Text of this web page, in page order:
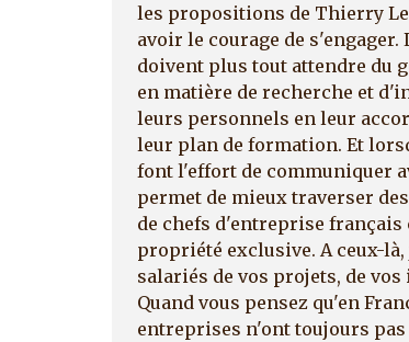
les propositions de Thierry
avoir le courage de
doivent plus tout attendre du
en matière de recherche et
leurs personnels en leur
leur plan de formation. Et
font l'effort de communiquer
permet de mieux traverser
de chefs d'entreprise
propriété exclusive. A ceux-là,
salariés de vos projets, de
Quand vous pensez qu'en
entreprises n'ont toujours